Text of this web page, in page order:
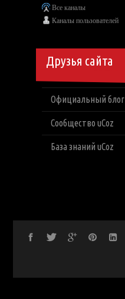
Все каналы
Каналы пользователей
Друзья сайта
Официальный блог
Сообщество uCoz
База знаний uCoz